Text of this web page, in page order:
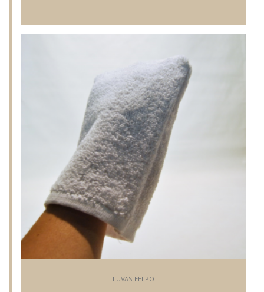
LUVAS FELPO